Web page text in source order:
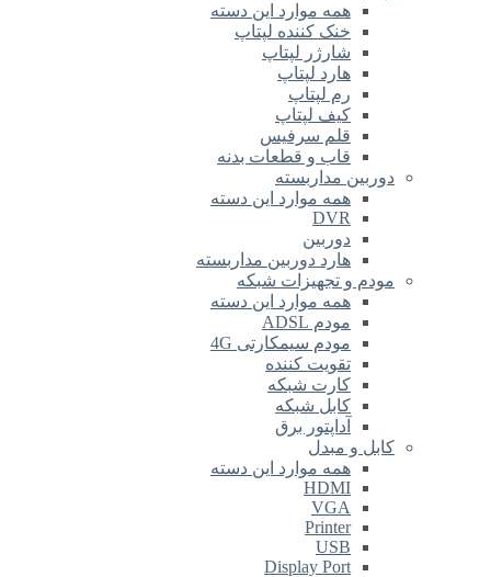
همه موارد این دسته
خنک کننده لپتاپ
شارژر لپتاپ
هارد لپتاپ
رم لپتاپ
کیف لپتاپ
قلم سرفیس
قاب و قطعات بدنه
دوربین مداربسته
همه موارد این دسته
DVR
دوربین
هارد دوربین مداربسته
مودم و تجهیزات شبکه
همه موارد این دسته
مودم ADSL
مودم سیمکارتی 4G
تقویت کننده
کارت شبکه
کابل شبکه
آداپتور برق
کابل و مبدل
همه موارد این دسته
HDMI
VGA
Printer
USB
Display Port